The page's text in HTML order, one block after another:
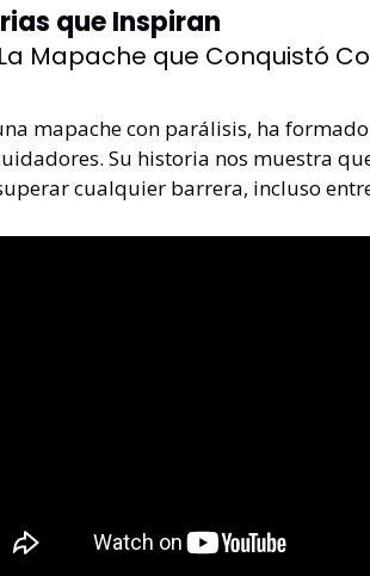
que Inspiran
Mapache que Conquistó
mapache con parálisis, ha
Su historia nos muestra
cualquier barrera, incluso